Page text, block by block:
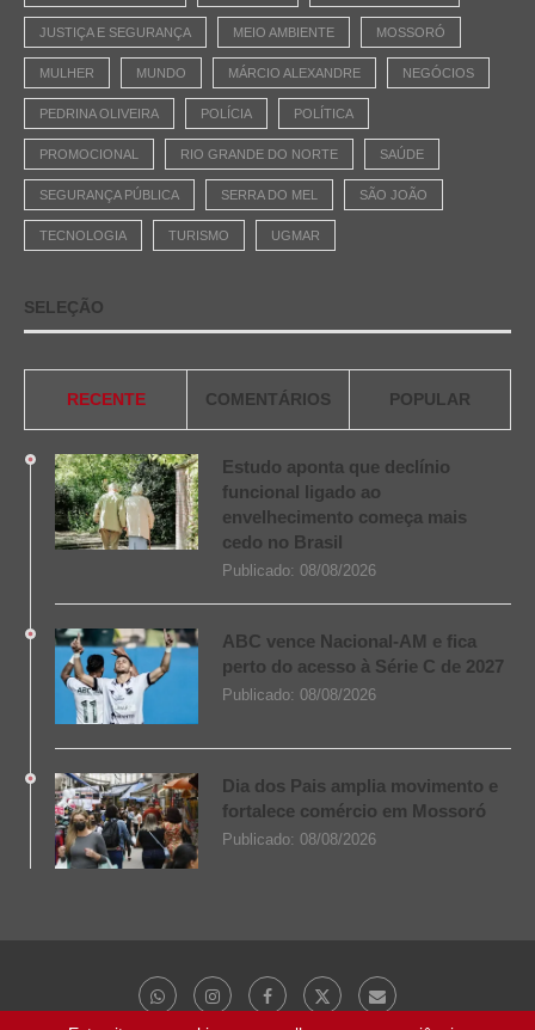
JUSTIÇA E SEGURANÇA MEIO AMBIENTE MOSSORÓ
MULHER MUNDO MÁRCIO ALEXANDRE NEGÓCIOS
PEDRINA OLIVEIRA POLÍCIA POLÍTICA
PROMOCIONAL RIO GRANDE DO NORTE SAÚDE
SEGURANÇA PÚBLICA SERRA DO MEL SÃO JOÃO
TECNOLOGIA TURISMO UGMAR
SELEÇÃO
RECENTE COMENTÁRIOS POPULAR
Estudo aponta que declínio
funcional ligado ao
envelhecimento começa mais
cedo no Brasil
Publicado: 08/08/2026
ABC vence Nacional-AM e fica
perto do acesso à Série C de 2027
Publicado: 08/08/2026
Dia dos Pais amplia movimento e
fortalece comércio em Mossoró
Publicado: 08/08/2026